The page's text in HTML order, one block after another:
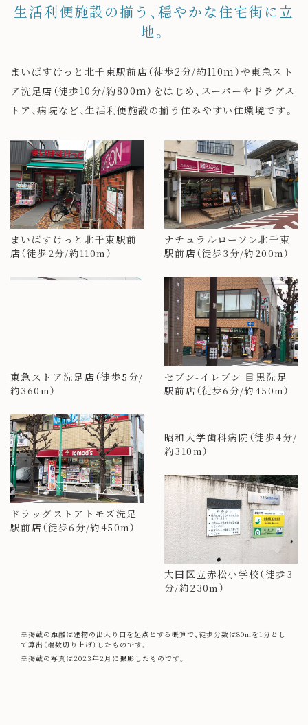
生活利便施設の揃う、穏やかな住宅街に立
地。
まいばすけっと北千束駅前店（徒歩2分/約110m）や東急スト
ア洗足店（徒歩10分/約800m）をはじめ、スーパーやドラグス
トア、病院など、生活利便施設の揃う住みやすい住環境です。
まいばすけっと北千束駅前
店（徒歩2分/約110m）
ナチュラルローソン北千束
駅前店（徒歩3分/約200m）
東急ストア洗足店（徒歩5分/
約360m）
セブン-イレブン 目黒洗足
駅前店（徒歩6分/約450m）
ドラッグストアトモズ洗足
駅前店（徒歩6分/約450m）
昭和大学歯科病院（徒歩4分/
約310m）
大田区立赤松小学校（徒歩3
分/約230m）